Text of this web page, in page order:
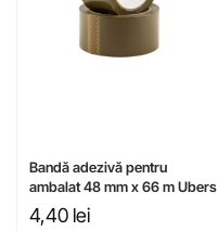
Bandă adezivă pentru
ambalat 48 mm x 66 m Ubers
4,40 lei